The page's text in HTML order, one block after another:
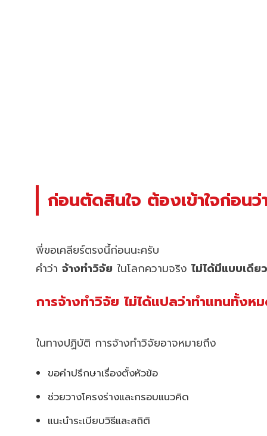
ก่อนตัดสินใจ ต้องเข้าใจก่อนว่
พี่ขอเคลียร์ตรงนี้ก่อนนะครับ
คำว่า จ้างทำวิจัย ในโลกความจริง ไม่ได้มีแบบเดียว
การจ้างทำวิจัย ไม่ได้แปลว่าทำแทนทั้งห
ในทางปฏิบัติ การจ้างทำวิจัยอาจหมายถึง
ขอคำปรึกษาเรื่องตั้งหัวข้อ
ช่วยวางโครงร่างและกรอบแนวคิด
แนะนำระเบียบวิธีและสถิติ